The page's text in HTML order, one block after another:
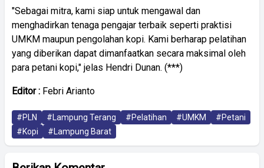
"Sebagai mitra, kami siap untuk mengawal dan
menghadirkan tenaga pengajar terbaik seperti praktisi
UMKM maupun pengolahan kopi. Kami berharap pelatihan
yang diberikan dapat dimanfaatkan secara maksimal oleh
para petani kopi," jelas Hendri Dunan. (***)
Editor : Febri Arianto
#PLN #Lampung Terang #Pelatihan #UMKM
#Petani
#Kopi
#Lampung Barat